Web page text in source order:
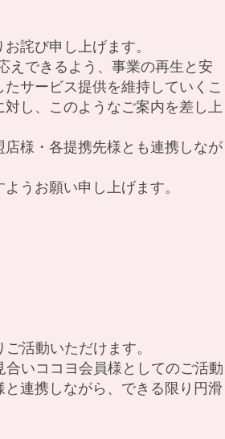
詫び申し上げます。
えできるよう、事業の再生と安
サービス提供を維持していくこ
し、このようなご案内を差し上
様・各提携先様とも連携しなが
うお願い申し上げます。
活動いただけます。
いココヨ会員様としてのご活動
連携しながら、できる限り円滑